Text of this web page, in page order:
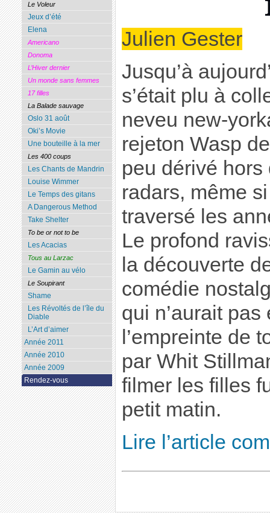
Julien Gester
Jusqu’à
s’était plu à
neveu new-
rejeton Wasp
peu dérivé
radars, même
traversé les
Le profond
la découverte
comédie
qui n’aurait
l’empreinte de
par Whit
filmer les filles
petit matin.
Lire l’article
Le Voleur
Jeux d’été
Elena
Americano
Donoma
L’Hiver dernier
Un monde sans femmes
17 filles
La Balade sauvage
Oslo 31 août
Oki’s Movie
Une bouteille à la mer
Les 400 coups
Les Chants de Mandrin
Louise Wimmer
Le Temps des gitans
A Dangerous Method
Take Shelter
To be or not to be
Les Acacias
Tous au Larzac
Le Gamin au vélo
Le Soupirant
Shame
Les Révoltés de l’île du
Diable
L’Art d’aimer
Année 2011
Année 2010
Année 2009
Rendez-vous